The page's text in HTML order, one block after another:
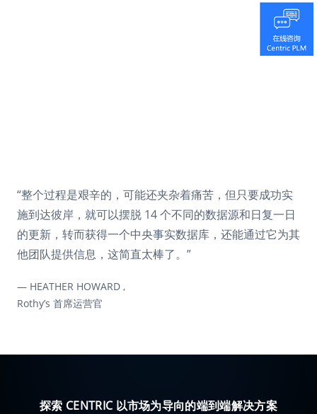
— KIMBERLY PARKER,
BN3TH 技术产品开发人员
“整个过程是艰辛的，可能还夹杂着痛苦，但只要成功实
施到达彼岸，就可以摆脱 14 个不同的数据源和日复一日
的更新，转而获得一个中央事实数据库，还能通过它为其
他团队提供信息，这简直太棒了。”
— HEATHER HOWARD ,
Rothy’s 首席运营官
— KIMBERLY PARKER,
BN3TH 技术产品开发人员
— HEATHER HOWARD ,
Rothy’s 首席运营官
探索 CENTRIC 以市场为导向的端到端解决方案